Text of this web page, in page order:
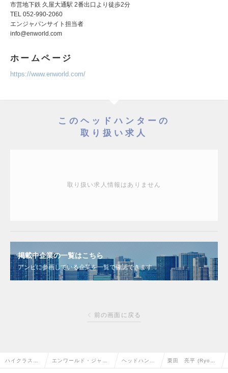
市営地下鉄 久屋大通駅 2番出口より徒歩2分
TEL 052-990-2060
エンジャパンサイト担当者
info@enworld.com
ホームページ
https://www.enworld.com/
このヘッドハンターの
取り扱い求人
取り扱い求人情報はありません
掲載中企業の一覧はこちら
アンビに参画している企業を一覧で確認できます
前の画面に戻る
ハイクラス求 エンワールド・ジャパ ヘッドハンタ 栗田 亮平 (Ryohe